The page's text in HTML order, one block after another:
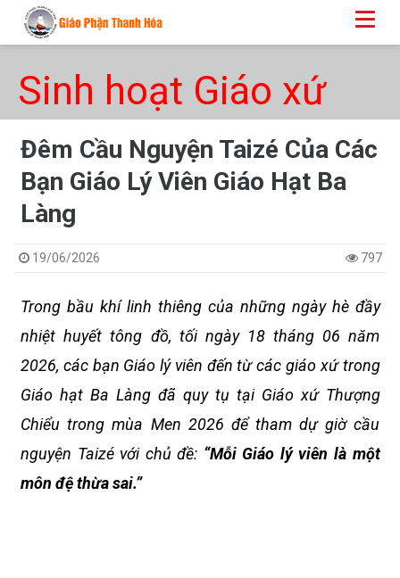
Sinh hoạt Giáo xứ
Đêm Cầu Nguyện Taizé Của Các
Bạn Giáo Lý Viên Giáo Hạt Ba
Làng
19/06/2026 797
Trong bầu khí linh thiêng của những ngày hè đầy
nhiệt huyết tông đồ, tối ngày 18 tháng 06 năm
2026, các bạn Giáo lý viên đến từ các giáo xứ trong
Giáo hạt Ba Làng đã quy tụ tại Giáo xứ Thượng
Chiểu trong mùa Men 2026 để tham dự giờ cầu
nguyện Taizé với chủ đề: “Mỗi Giáo lý viên là một
môn đệ thừa sai.”